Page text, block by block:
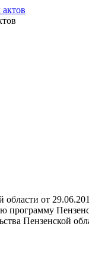
области от
программу
Пензенской